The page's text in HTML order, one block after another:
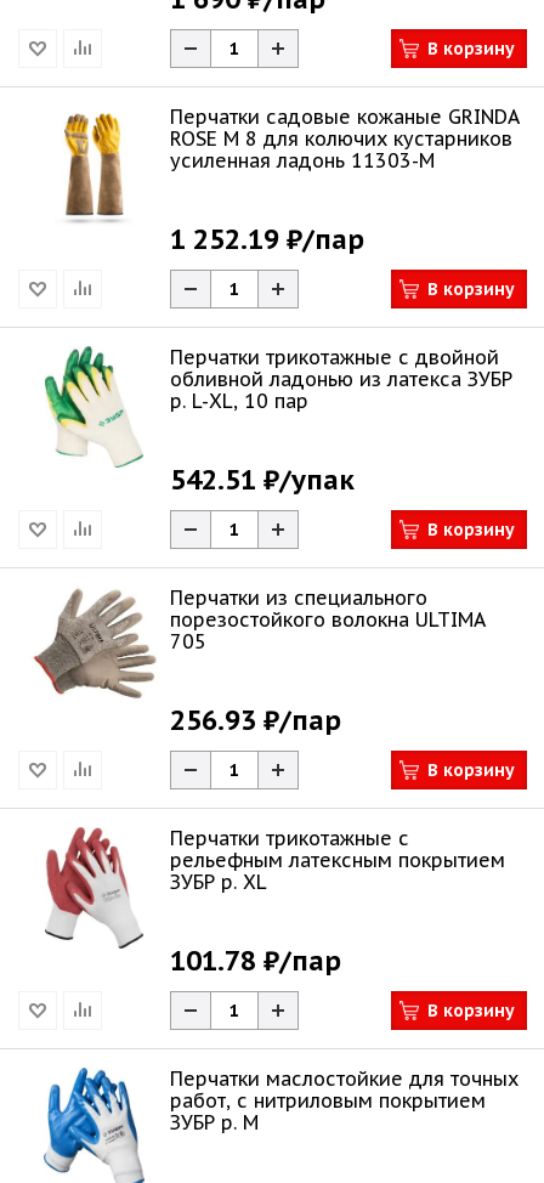
В корзину
Перчатки садовые кожаные GRINDA
ROSE M 8 для колючих кустарников
усиленная ладонь 11303-M
1 252.19 ₽/пар
В корзину
Перчатки трикотажные с двойной
обливной ладонью из латекса ЗУБР
р. L-XL, 10 пар
542.51 ₽/упак
В корзину
Перчатки из специального
порезостойкого волокна ULTIMA
705
256.93 ₽/пар
В корзину
Перчатки трикотажные с
рельефным латексным покрытием
ЗУБР р. XL
101.78 ₽/пар
В корзину
Перчатки маслостойкие для точных
работ, с нитриловым покрытием
ЗУБР р. M